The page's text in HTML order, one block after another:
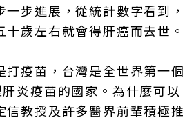
步進展，從統計數字看到，
歲左右就會得肝癌而去世。
打疫苗，台灣是全世界第一個
炎疫苗的國家。為什麼可以
信教授及許多醫界前輩積極推